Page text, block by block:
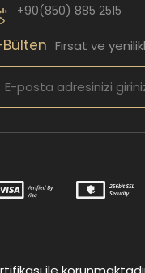
+90(850) 885 2515
Bülten Fırsat ve